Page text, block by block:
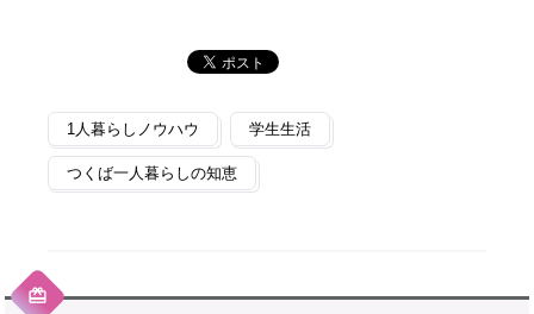
1人暮らしノウハウ 学生生活
つくば一人暮らしの知恵